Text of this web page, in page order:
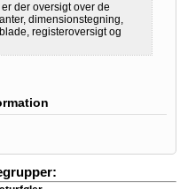
der oversigt over de
dimensionstegning,
registeroversigt og